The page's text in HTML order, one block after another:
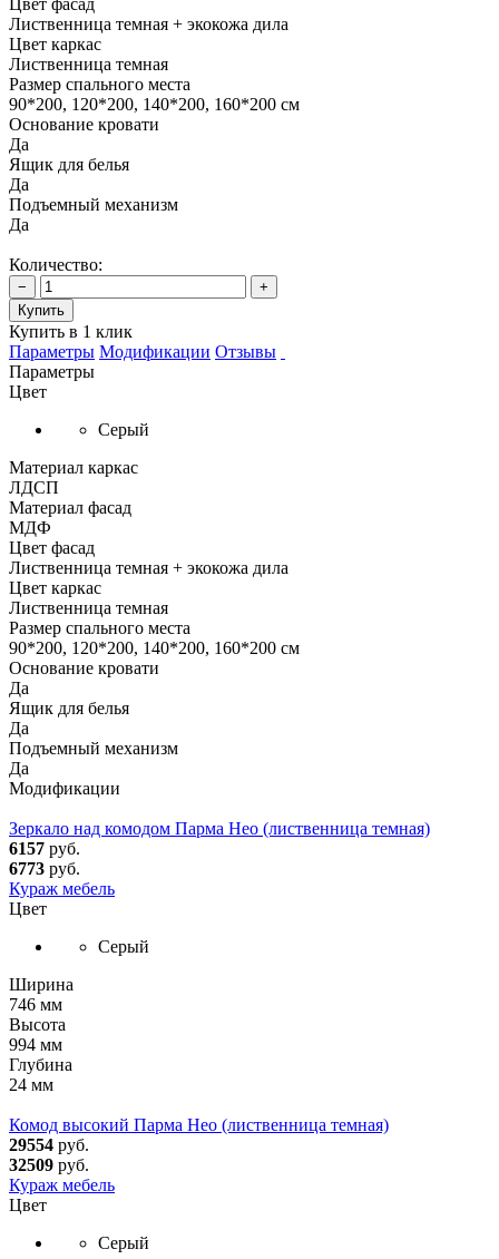
Лиственница темная + экокожа дила
Цвет каркас
Лиственница темная
Размер спального места
90*200, 120*200, 140*200, 160*200 см
Основание кровати
Да
Ящик для белья
Да
Подъемный механизм
Да
Количество:
−
+
Купить
Купить в 1 клик
Параметры Модификации Отзывы
Параметры
Цвет
Серый
Материал каркас
ЛДСП
Материал фасад
МДФ
Цвет фасад
Лиственница темная + экокожа дила
Цвет каркас
Лиственница темная
Размер спального места
90*200, 120*200, 140*200, 160*200 см
Основание кровати
Да
Ящик для белья
Да
Подъемный механизм
Да
Модификации
Зеркало над комодом Парма Нео (лиственница темная)
6157 руб.
6773 руб.
Кураж мебель
Цвет
Серый
Ширина
746 мм
Высота
994 мм
Глубина
24 мм
Комод высокий Парма Нео (лиственница темная)
29554 руб.
32509 руб.
Кураж мебель
Цвет
Серый